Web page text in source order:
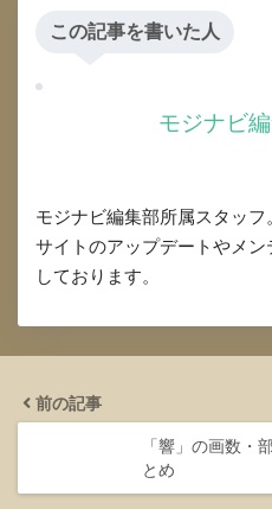
この記事を書いた人
モジナビ
モジナビ編集部所属スタッフ
サイトのアップデートやメン
しております。
前の記事
「響」の画数・
とめ